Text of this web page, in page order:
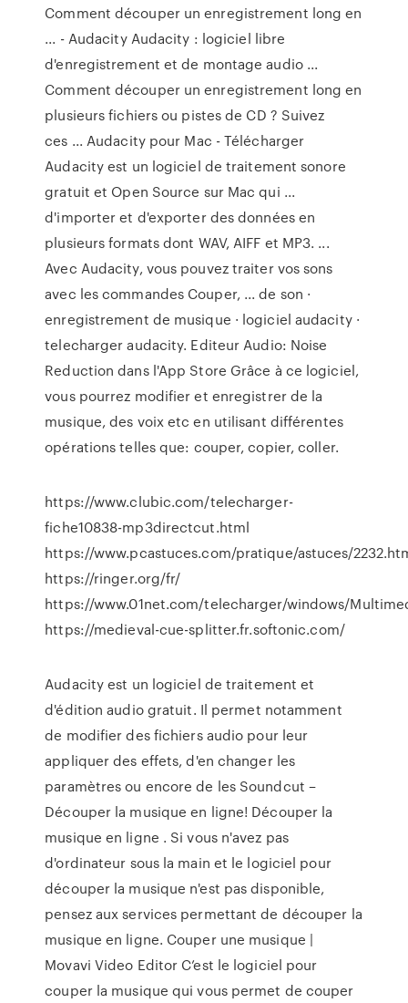
Comment découper un enregistrement long en
... - Audacity Audacity : logiciel libre
d'enregistrement et de montage audio ...
Comment découper un enregistrement long en
plusieurs fichiers ou pistes de CD ? Suivez
ces ... Audacity pour Mac - Télécharger
Audacity est un logiciel de traitement sonore
gratuit et Open Source sur Mac qui ...
d'importer et d'exporter des données en
plusieurs formats dont WAV, AIFF et MP3. ...
Avec Audacity, vous pouvez traiter vos sons
avec les commandes Couper, ... de son ·
enregistrement de musique · logiciel audacity ·
telecharger audacity. Editeur Audio: Noise
Reduction dans l'App Store Grâce à ce logiciel,
vous pourrez modifier et enregistrer de la
musique, des voix etc en utilisant différentes
opérations telles que: couper, copier, coller.
https://www.clubic.com/telecharger-
fiche10838-mp3directcut.html
https://www.pcastuces.com/pratique/astuces/
https://ringer.org/fr/
https://www.01net.com/telecharger/windows/
https://medieval-cue-splitter.fr.softonic.com/
Audacity est un logiciel de traitement et
d'édition audio gratuit. Il permet notamment
de modifier des fichiers audio pour leur
appliquer des effets, d'en changer les
paramètres ou encore de les Soundcut –
Découper la musique en ligne! Découper la
musique en ligne . Si vous n'avez pas
d'ordinateur sous la main et le logiciel pour
découper la musique n'est pas disponible,
pensez aux services permettant de découper la
musique en ligne. Couper une musique |
Movavi Video Editor C’est le logiciel pour
couper la musique qui vous permet de couper